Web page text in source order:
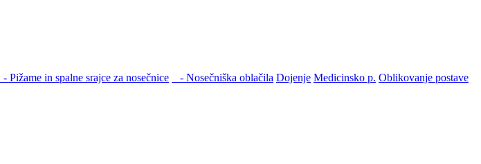
- Pižame in spalne srajce za nosečnice - Nosečniška oblačila Dojenje Medicinsko p. Oblikovanje postave